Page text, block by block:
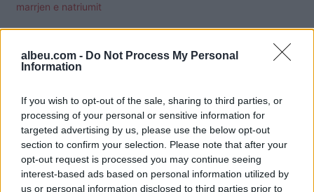
albeu.com - Do Not Process My Personal
Information
If you wish to opt-out of the sale, sharing to third parties, or
processing of your personal or sensitive information for
targeted advertising by us, please use the below opt-out
section to confirm your selection. Please note that after your
opt-out request is processed you may continue seeing
interest-based ads based on personal information utilized by
us or personal information disclosed to third parties prior to
marrjen e natriumit